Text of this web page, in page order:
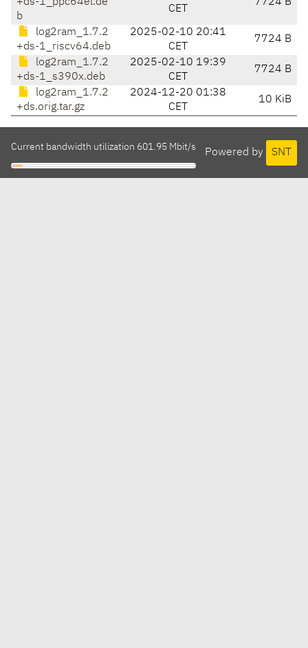
b
CET
log2ram_1.7.2
+ds-1_riscv64.deb
2025-02-10 20:41
CET
7724 B
log2ram_1.7.2
+ds-1_s390x.deb
2025-02-10 19:39
CET
7724 B
log2ram_1.7.2
+ds.orig.tar.gz
2024-12-20 01:38
CET
10 KiB
Powered by SNT
Current bandwidth utilization 601.95 Mbit/s